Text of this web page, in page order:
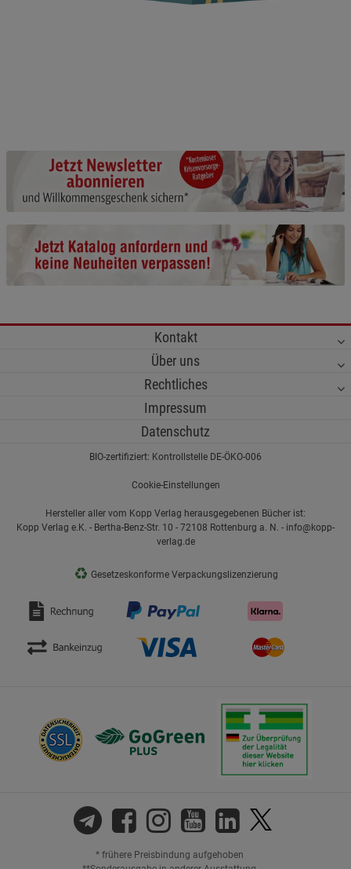
Kontakt
Über uns
Rechtliches
Impressum
Datenschutz
BIO-zertifiziert: Kontrollstelle DE-ÖKO-006
Cookie-Einstellungen
Hersteller aller vom Kopp Verlag herausgegebenen Bücher ist:
Kopp Verlag e.K. - Bertha-Benz-Str. 10 - 72108 Rottenburg a. N. - info@kopp-
verlag.de
♻ Gesetzeskonforme Verpackungslizenzierung
* frühere Preisbindung aufgehoben
Beschreibung Notwendige Cookies
Cookie-Informationenanzeigen
Funktionale Cookies (1) Funktionale
Beschreibung Funktionale Cookies
anzeigen
Statistik Cookies (2) Statistik Cookies
Beschreibung Statistik Cookies
Cookie-Informationen
Marketing Cookies (3)
Datenschutzerklärung Impressum